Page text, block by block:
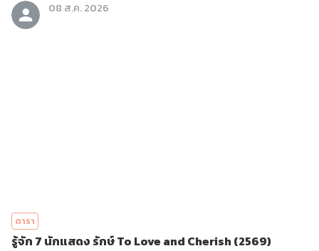
08 ส.ค. 2026
ดารา
รู้จัก 7 นักแสดง รักษ์ To Love and Cherish (2569)